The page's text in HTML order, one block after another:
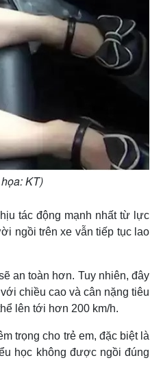
KT)
tác động mạnh nhất từ lực
ngồi trên xe vẫn tiếp tục lao
an toàn hơn. Tuy nhiên, đây
chiều cao và cân nặng tiêu
lên tới hơn 200 km/h.
trọng cho trẻ em, đặc biệt là
học không được ngồi đúng